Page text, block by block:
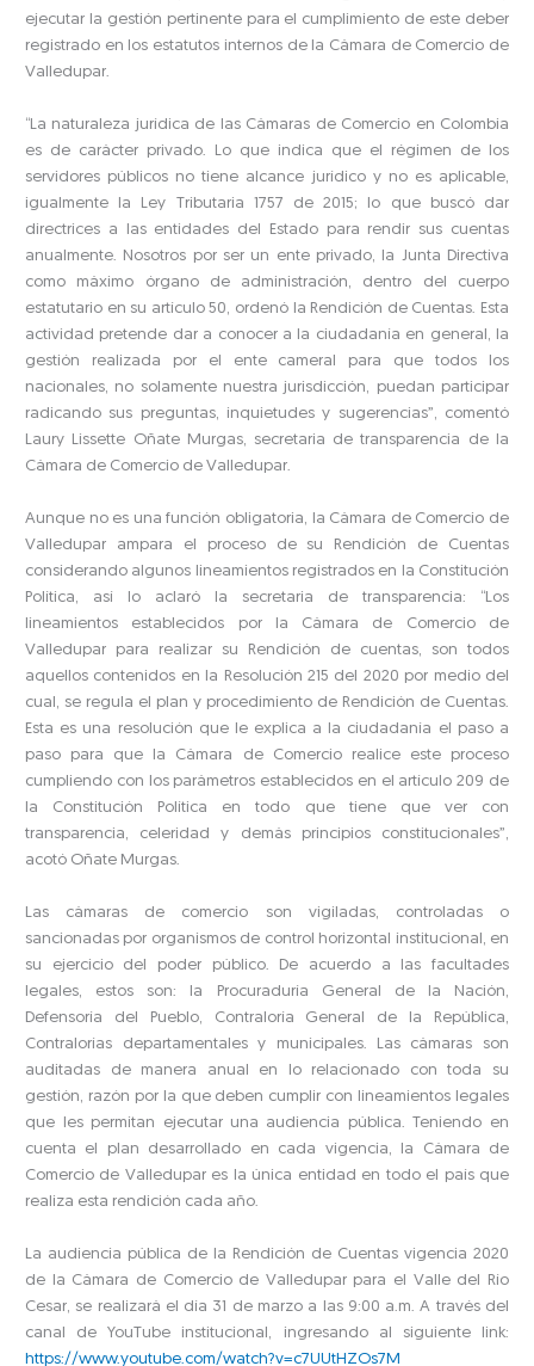
ejecutar la gestión pertinente para el cumplimiento de este deber
registrado en los estatutos internos de la Cámara de Comercio de
Valledupar.
“La naturaleza jurídica de las Cámaras de Comercio en Colombia
es de carácter privado. Lo que indica que el régimen de los
servidores públicos no tiene alcance jurídico y no es aplicable,
igualmente la Ley Tributaria 1757 de 2015; lo que buscó dar
directrices a las entidades del Estado para rendir sus cuentas
anualmente. Nosotros por ser un ente privado, la Junta Directiva
como máximo órgano de administración, dentro del cuerpo
estatutario en su artículo 50, ordenó la Rendición de Cuentas. Esta
actividad pretende dar a conocer a la ciudadanía en general, la
gestión realizada por el ente cameral para que todos los
nacionales, no solamente nuestra jurisdicción, puedan participar
radicando sus preguntas, inquietudes y sugerencias”, comentó
Laury Lissette Oñate Murgas, secretaria de transparencia de la
Cámara de Comercio de Valledupar.
Aunque no es una función obligatoria, la Cámara de Comercio de
Valledupar ampara el proceso de su Rendición de Cuentas
considerando algunos lineamientos registrados en la Constitución
Política, así lo aclaró la secretaria de transparencia: “Los
lineamientos establecidos por la Cámara de Comercio de
Valledupar para realizar su Rendición de cuentas, son todos
aquellos contenidos en la Resolución 215 del 2020 por medio del
cual, se regula el plan y procedimiento de Rendición de Cuentas.
Esta es una resolución que le explica a la ciudadanía el paso a
paso para que la Cámara de Comercio realice este proceso
cumpliendo con los parámetros establecidos en el artículo 209 de
la Constitución Política en todo que tiene que ver con
transparencia, celeridad y demás principios constitucionales”,
acotó Oñate Murgas.
Las cámaras de comercio son vigiladas, controladas o
sancionadas por organismos de control horizontal institucional, en
su ejercicio del poder público. De acuerdo a las facultades
legales, estos son: la Procuraduría General de la Nación,
Defensoría del Pueblo, Contraloría General de la República,
Contralorías departamentales y municipales. Las cámaras son
auditadas de manera anual en lo relacionado con toda su
gestión, razón por la que deben cumplir con lineamientos legales
que les permitan ejecutar una audiencia pública. Teniendo en
cuenta el plan desarrollado en cada vigencia, la Cámara de
Comercio de Valledupar es la única entidad en todo el país que
realiza esta rendición cada año.
La audiencia pública de la Rendición de Cuentas vigencia 2020
de la Cámara de Comercio de Valledupar para el Valle del Río
Cesar, se realizará el día 31 de marzo a las 9:00 a.m. A través del
canal de YouTube institucional, ingresando al siguiente link:
https://www.youtube.com/watch?v=c7UUtHZOs7M